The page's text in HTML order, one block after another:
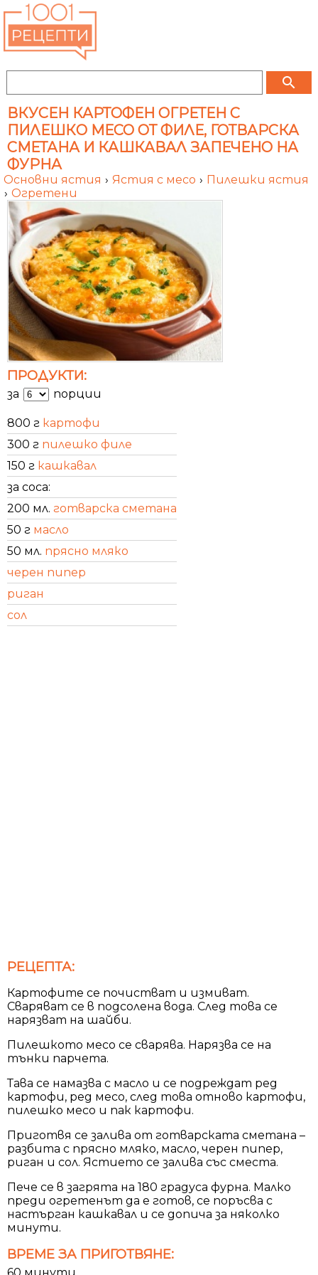
search
ВКУСЕН КАРТОФЕН ОГРЕТЕН С
ПИЛЕШКО МЕСО ОТ ФИЛЕ, ГОТВАРСКА
СМЕТАНА И КАШКАВАЛ ЗАПЕЧЕНО НА
ФУРНА
Основни ястия › Ястия с месо › Пилешки ястия
› Огретени
ПРОДУКТИ:
за порции
800 г картофи
300 г пилешко филе
150 г кашкавал
за соса:
200 мл. готварска сметана
50 г масло
50 мл. прясно мляко
черен пипер
риган
сол
РЕЦЕПТА:
Картофите се почистват и измиват.
Сваряват се в подсолена вода. След това се
нарязват на шайби.
Пилешкото месо се сварява. Нарязва се на
тънки парчета.
Тава се намазва с масло и се подреждат ред
картофи, ред месо, след това отново картофи,
пилешко месо и пак картофи.
Приготвя се залива от готварската сметана –
разбита с прясно мляко, масло, черен пипер,
риган и сол. Ястието се залива със сместа.
Пече се в загрята на 180 градуса фурна. Малко
преди огретенът да е готов, се поръсва с
настърган кашкавал и се допича за няколко
минути.
ВРЕМЕ ЗА ПРИГОТВЯНЕ: